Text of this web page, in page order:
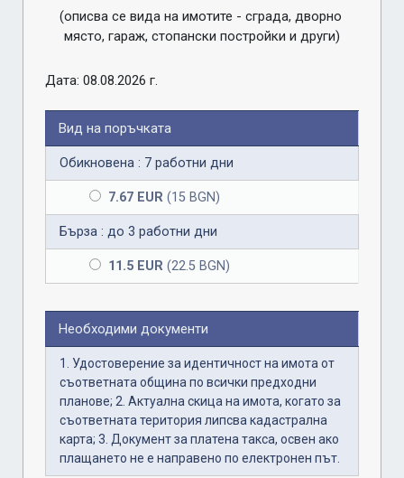
(описва се вида на имотите - сграда, дворно
място, гараж, стопански постройки и други)
Дата: 08.08.2026 г.
Вид на поръчката
Обикновена : 7 работни дни
7.67 EUR (15 BGN)
Бърза : до 3 работни дни
11.5 EUR (22.5 BGN)
Необходими документи
1. Удостоверение за идентичност на имота от
съответната община по всички предходни
планове; 2. Актуална скица на имота, когато за
съответната територия липсва кадастрална
карта; 3. Документ за платена такса, освен ако
плащането не е направено по електронен път.